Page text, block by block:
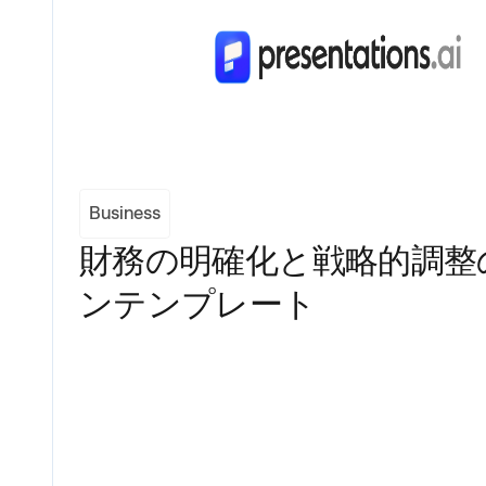
Business
財務の明確化と戦略的調
ンテンプレート